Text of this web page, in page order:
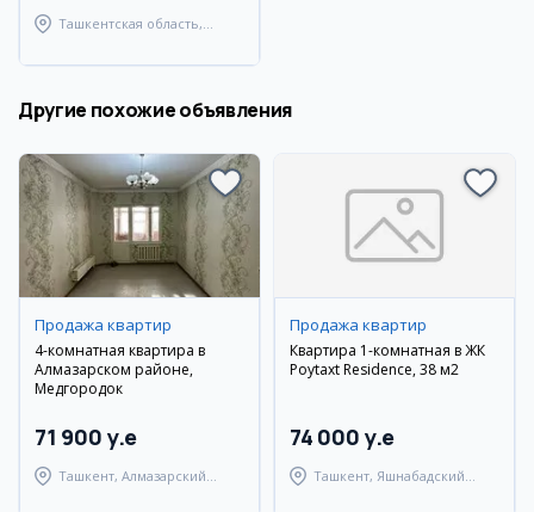
Ташкентская область,
Другие похожие объявления
Продажа квартир
4-комнатная квартира в
Алмазарском районе,
Медгородок
71 900 y.e
Ташкент, Алмазарский
Продажа квартир
Квартира 1-комнатная в ЖК
Poytaxt Residence, 38 м2
74 000 y.e
Ташкент, Яшнабадский